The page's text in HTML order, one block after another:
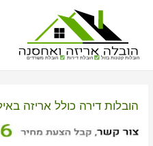
הובלות קטנות בזול הובלת דירות הובלת משרדים
הובלות דירה כולל אריזה